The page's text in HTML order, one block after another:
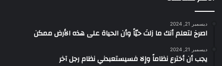
ديسمبر 21, 2024
‫اصرخ لتعلم أنك ما زلتَ حيّاً وأن الحياة على هذه الأرض ممكن
ديسمبر 21, 2024
يجب أن أخترع نظاماً وإلا فسيستعبدني نظام رجل آخر